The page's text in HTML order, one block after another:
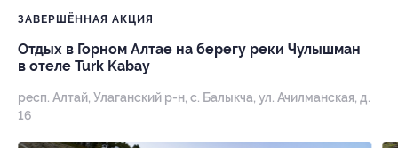
ЗАВЕРШЁННАЯ АКЦИЯ
Отдых в Горном Алтае на берегу реки Чулышман
в отеле Turk Kabay
респ. Алтай, Улаганский р-н, с. Балыкча, ул. Ачилманская, д.
16